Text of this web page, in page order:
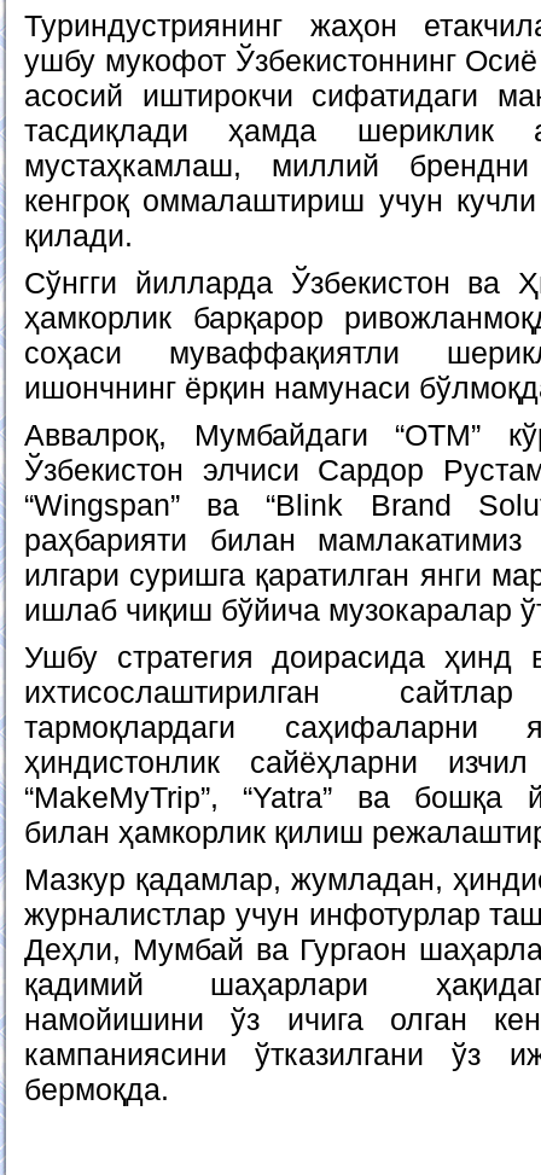
Туриндустриянинг жаҳон
ушбу мукофот Ўзбекистоннинг
асосий иштирокчи сифатидаги
тасдиқлади ҳамда шериклик
мустаҳкамлаш, миллий
кенгроқ оммалаштириш учун
қилади.
Сўнгги йилларда Ўзбекистон ва
ҳамкорлик барқарор
соҳаси муваффақиятли
ишончнинг ёрқин намунаси
Аввалроқ, Мумбайдаги “OTM”
Ўзбекистон элчиси Сардор
“Wingspan” ва “Blink Brand
раҳбарияти билан мамлакатимиз
илгари суришга қаратилган янги
ишлаб чиқиш бўйича музокаралар
Ушбу стратегия доирасида ҳинд
ихтисослаштирилган
тармоқлардаги саҳифаларни
ҳиндистонлик сайёҳларни
“MakeMyTrip”, “Yatra” ва бошқа
билан ҳамкорлик қилиш
Мазкур қадамлар, жумладан,
журналистлар учун инфотурлар
Деҳли, Мумбай ва Гургаон
қадимий шаҳарлари
намойишини ўз ичига олган
кампаниясини ўтказилгани ўз
бермоқда.